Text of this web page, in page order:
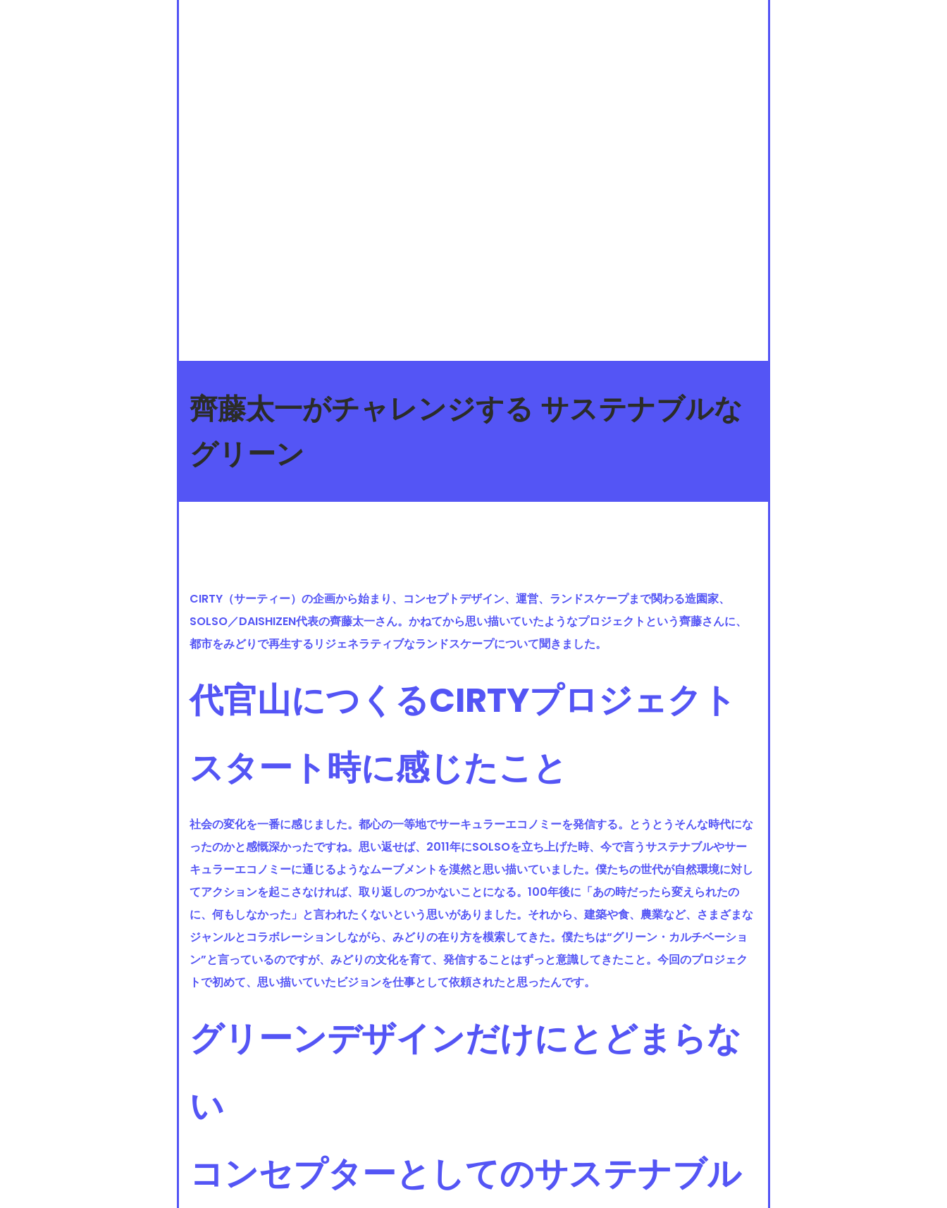
齊藤太一がチャレンジする サステナブルな
グリーン
CIRTY（サーティー）の企画から始まり、コンセプトデザイン、運営、ランドスケープまで関わる造園家、
SOLSO／DAISHIZEN代表の齊藤太一さん。かねてから思い描いていたようなプロジェクトという齊藤さんに、
都市をみどりで再生するリジェネラティブなランドスケープについて聞きました。
代官山につくるCIRTYプロジェクト
スタート時に感じたこと
社会の変化を一番に感じました。都心の一等地でサーキュラーエコノミーを発信する。とうとうそんな時代にな
ったのかと感慨深かったですね。思い返せば、2011年にSOLSOを立ち上げた時、今で言うサステナブルやサー
キュラーエコノミーに通じるようなムーブメントを漠然と思い描いていました。僕たちの世代が自然環境に対し
てアクションを起こさなければ、取り返しのつかないことになる。100年後に「あの時だったら変えられたの
に、何もしなかった」と言われたくないという思いがありました。それから、建築や食、農業など、さまざまな
ジャンルとコラボレーションしながら、みどりの在り方を模索してきた。僕たちは“グリーン・カルチベーショ
ン”と言っているのですが、みどりの文化を育て、発信することはずっと意識してきたこと。今回のプロジェク
トで初めて、思い描いていたビジョンを仕事として依頼されたと思ったんです。
グリーンデザインだけにとどまらな
い
コンセプターとしてのサステナブル